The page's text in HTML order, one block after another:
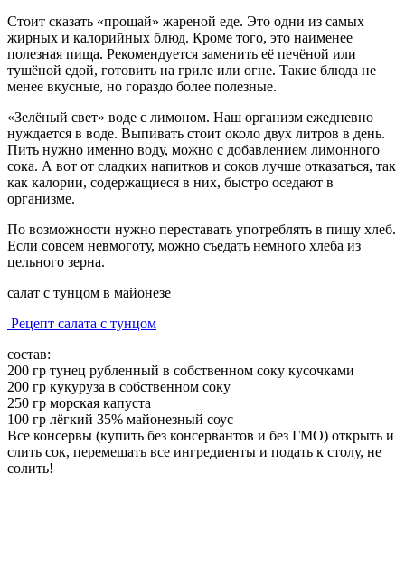
Стоит сказать «прощай» жареной еде. Это одни из самых
жирных и калорийных блюд. Кроме того, это наименее
полезная пища. Рекомендуется заменить её печёной или
тушёной едой, готовить на гриле или огне. Такие блюда не
менее вкусные, но гораздо более полезные.
«Зелёный свет» воде с лимоном. Наш организм ежедневно
нуждается в воде. Выпивать стоит около двух литров в день.
Пить нужно именно воду, можно с добавлением лимонного
сока. А вот от сладких напитков и соков лучше отказаться, так
как калории, содержащиеся в них, быстро оседают в
организме.
По возможности нужно переставать употреблять в пищу хлеб.
Если совсем невмоготу, можно съедать немного хлеба из
цельного зерна.
салат с тунцом в майонезе
Рецепт салата с тунцом
состав:
200 гр тунец рубленный в собственном соку кусочками
200 гр кукуруза в собственном соку
250 гр морская капуста
100 гр лёгкий 35% майонезный соус
Все консервы (купить без консервантов и без ГМО) открыть и
слить сок, перемешать все ингредиенты и подать к столу, не
солить!